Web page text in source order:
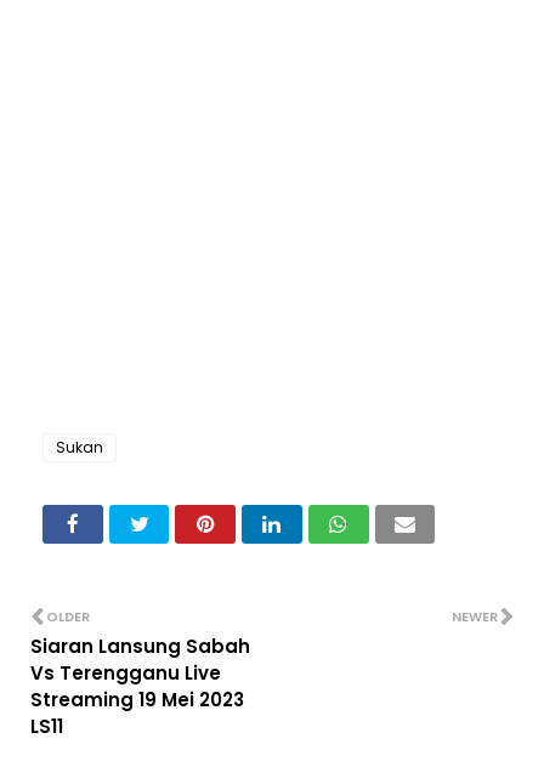
Sukan
NEWER
OLDER
Siaran Lansung Sabah
Vs Terengganu Live
Streaming 19 Mei 2023
LS11